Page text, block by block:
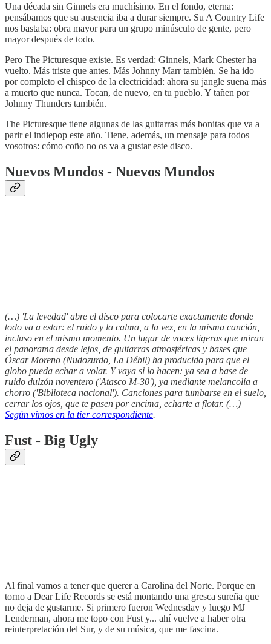
Una década sin Ginnels era muchísimo. En el fondo, eterna:
pensábamos que su ausencia iba a durar siempre. Su A Country Life
nos bastaba: obra mayor para un grupo minúsculo de gente, pero
mayor después de todo.
Pero The Picturesque existe. Es verdad: Ginnels, Mark Chester ha
vuelto. Más triste que antes. Más Johnny Marr también. Se ha ido
por completo el chispeo de la electricidad: ahora su jangle suena más
a muerto que nunca. Tocan, de nuevo, en tu pueblo. Y tañen por
Johnny Thunders también.
The Picturesque tiene algunas de las guitarras más bonitas que va a
parir el indiepop este año. Tiene, además, un mensaje para todos
vosotros: cómo coño no os va a gustar este disco.
Nuevos Mundos - Nuevos Mundos
(…) 'La levedad' abre el disco para colocarte exactamente donde
todo va a estar: el ruido y la calma, a la vez, en la misma canción,
incluso en el mismo momento. Un lugar de voces ligeras que miran
el panorama desde lejos, de guitarras atmosféricas y bases que
Óscar Moreno (Nudozurdo, La Débil) ha producido para que el
globo pueda echar a volar. Y vaya si lo hacen: ya sea a base de
ruido dulzón noventero ('Atasco M-30'), ya mediante melancolía a
chorro ('Biblioteca nacional'). Canciones para tumbarse en el suelo,
cerrar los ojos, que te pasen por encima, echarte a flotar. (…)
Según vimos en la tier correspondiente.
Fust - Big Ugly
Al final vamos a tener que querer a Carolina del Norte. Porque en
torno a Dear Life Records se está montando una gresca sureña que
no deja de gustarme. Si primero fueron Wednesday y luego MJ
Lenderman, ahora me topo con Fust y... ahí vuelve a haber otra
reinterpretación del Sur, y de su música, que me fascina.